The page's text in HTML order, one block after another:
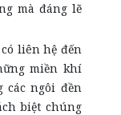
mà đáng lẽ
liên hệ đến
miền khí
các ngôi đền
biệt chúng